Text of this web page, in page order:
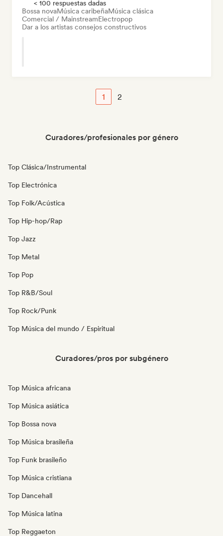
< 100 respuestas dadas
Bossa novaMúsica caribeñaMúsica clásica
Comercial / MainstreamElectropop
Dar a los artistas consejos constructivos
1 2
Curadores/profesionales por género
Top Clásica/Instrumental
Top Electrónica
Top Folk/Acústica
Top Hip-hop/Rap
Top Jazz
Top Metal
Top Pop
Top R&B/Soul
Top Rock/Punk
Top Música del mundo / Espiritual
Curadores/pros por subgénero
Top Música africana
Top Música asiática
Top Bossa nova
Top Música brasileña
Top Funk brasileño
Top Música cristiana
Top Dancehall
Top Música latina
Top Reggaeton